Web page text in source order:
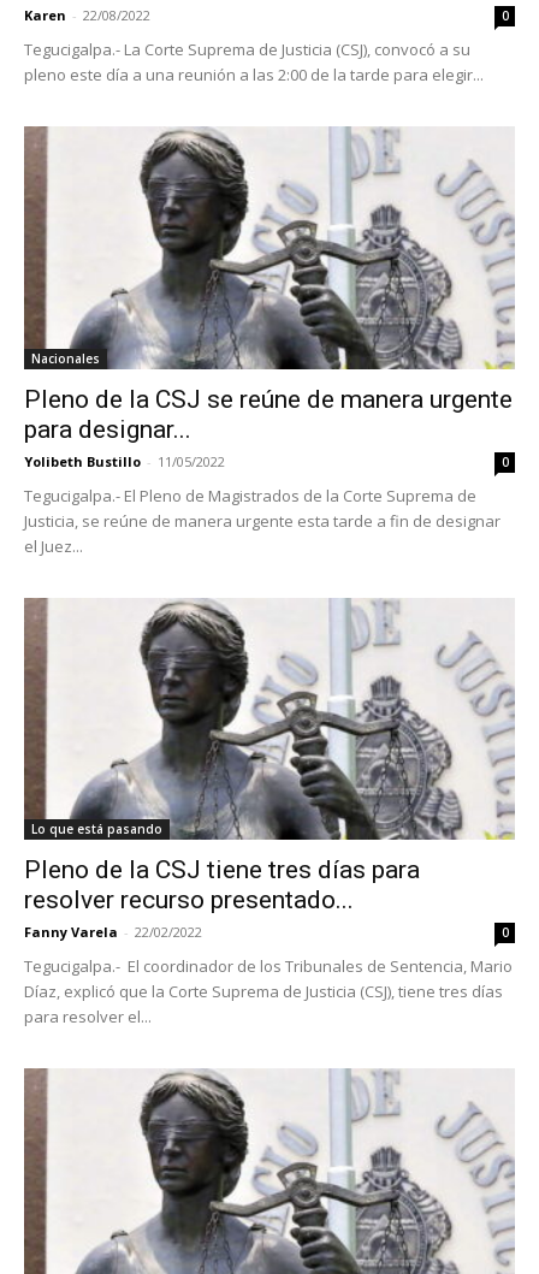
Karen - 22/08/2022 0
Tegucigalpa.- La Corte Suprema de Justicia (CSJ), convocó a su
pleno este día a una reunión a las 2:00 de la tarde para elegir...
Nacionales
Pleno de la CSJ se reúne de manera urgente
para designar...
Yolibeth Bustillo - 11/05/2022 0
Tegucigalpa.- El Pleno de Magistrados de la Corte Suprema de
Justicia, se reúne de manera urgente esta tarde a fin de designar
el Juez...
Lo que está pasando
Pleno de la CSJ tiene tres días para
resolver recurso presentado...
Fanny Varela - 22/02/2022 0
Tegucigalpa.- El coordinador de los Tribunales de Sentencia, Mario
Díaz, explicó que la Corte Suprema de Justicia (CSJ), tiene tres días
para resolver el...